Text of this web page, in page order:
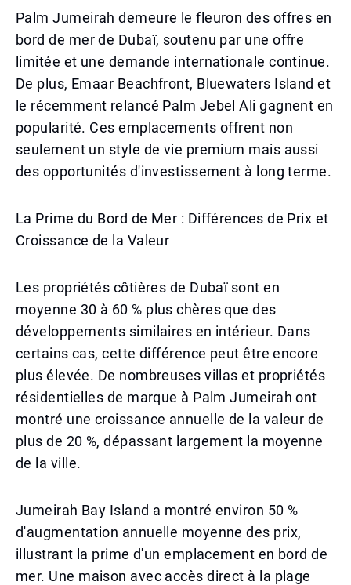
Palm Jumeirah demeure le fleuron des offres en
bord de mer de Dubaï, soutenu par une offre
limitée et une demande internationale continue.
De plus, Emaar Beachfront, Bluewaters Island et
le récemment relancé Palm Jebel Ali gagnent en
popularité. Ces emplacements offrent non
seulement un style de vie premium mais aussi
des opportunités d'investissement à long terme.
La Prime du Bord de Mer : Différences de Prix et
Croissance de la Valeur
Les propriétés côtières de Dubaï sont en
moyenne 30 à 60 % plus chères que des
développements similaires en intérieur. Dans
certains cas, cette différence peut être encore
plus élevée. De nombreuses villas et propriétés
résidentielles de marque à Palm Jumeirah ont
montré une croissance annuelle de la valeur de
plus de 20 %, dépassant largement la moyenne
de la ville.
Jumeirah Bay Island a montré environ 50 %
d'augmentation annuelle moyenne des prix,
illustrant la prime d'un emplacement en bord de
mer. Une maison avec accès direct à la plage